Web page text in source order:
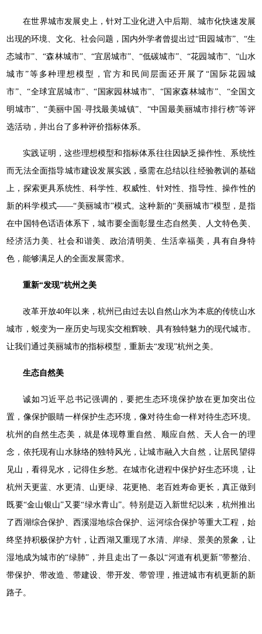
在世界城市发展史上，针对工业化进入中后期、城市化快速发展
出现的环境、文化、社会问题，国内外学者曾提出过“田园城市”、“生
态城市”、“森林城市”、“宜居城市”、“低碳城市”、“花园城市”、“山水
城市”等多种理想模型，官方和民间层面还开展了“国际花园城
市”、“全球宜居城市”、“国家园林城市”、“国家森林城市”、“全国文
明城市”、“美丽中国·寻找最美城镇”、“中国最美丽城市排行榜”等评
选活动，并出台了多种评价指标体系。
实践证明，这些理想模型和指标体系往往因缺乏操作性、系统性
而无法全面指导城市建设发展实践，亟需在总结以往经验教训的基础
上，探索更具系统性、科学性、权威性、针对性、指导性、操作性的
新的科学模式——“美丽城市”模式。这种新的“美丽城市”模型，是指
在中国特色话语体系下，城市要全面彰显生态自然美、人文特色美、
经济活力美、社会和谐美、政治清明美、生活幸福美，具有自身特
色，能够满足人的全面发展需求。
重新“发现”杭州之美
改革开放40年以来，杭州已由过去以自然山水为本底的传统山水
城市，蜕变为一座历史与现实交相辉映、具有独特魅力的现代城市。
让我们通过美丽城市的指标模型，重新去“发现”杭州之美。
生态自然美
诚如习近平总书记强调的，要把生态环境保护放在更加突出位
置，像保护眼睛一样保护生态环境，像对待生命一样对待生态环境。
杭州的自然生态美，就是体现尊重自然、顺应自然、天人合一的理
念，依托现有山水脉络的独特风光，让城市融入大自然，让居民望得
见山，看得见水，记得住乡愁。在城市化进程中保护好生态环境，让
杭州天更蓝、水更清、山更绿、花更艳、老百姓寿命更长，真正做到
既要“金山银山”又要“绿水青山”。特别是迈入新世纪以来，杭州推出
了西湖综合保护、西溪湿地综合保护、运河综合保护等重大工程，始
终坚持积极保护方针，让西湖又重现了水清、岸绿、景美的景象，让
湿地成为城市的“绿肺”，并且走出了一条以“河道有机更新”带整治、
带保护、带改造、带建设、带开发、带管理，推进城市有机更新的新
路子。